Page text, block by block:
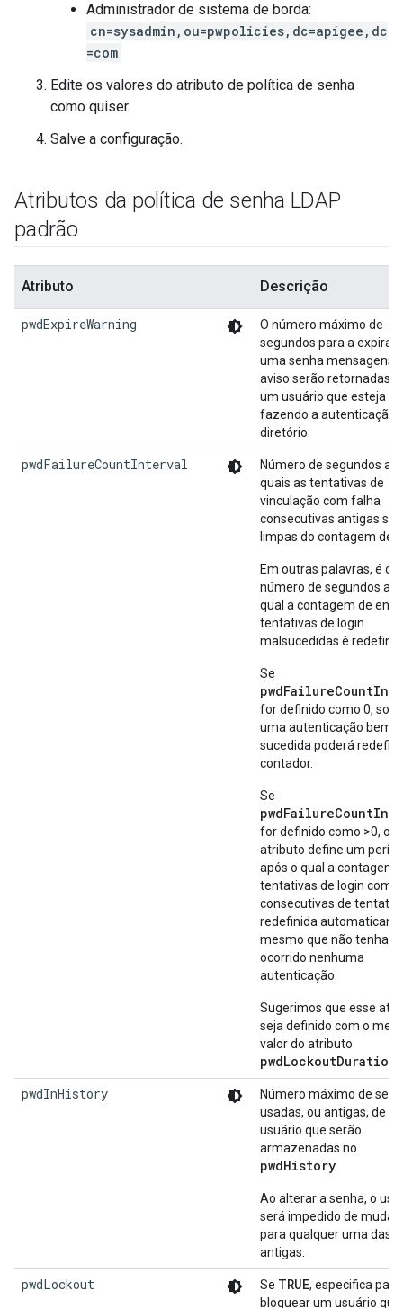
Administrador de sistema de borda:
cn=sysadmin,ou=pwpolicies,dc=apigee,dc
=com
Edite os valores do atributo de política de senha
como quiser.
Salve a configuração.
Atributos da política de senha LDAP
padrão
Atributo Descrição
pwdExpireWarning
O número máximo de
segundos para a
uma senha mensagens
aviso serão retornadas
um usuário que esteja
fazendo a autenticação
diretório.
pwdFailureCountInterval
Número de segundos
quais as tentativas de
vinculação com falha
consecutivas antigas são
limpas do contagem de
Em outras palavras, é o
número de segundos
qual a contagem de
tentativas de login
malsucedidas é
Se
for definido como 0,
uma autenticação bem-
sucedida poderá
contador.
Se
for definido como >0, o
atributo define um
após o qual a contagem
tentativas de login com
consecutivas de
redefinida
mesmo que não tenha
ocorrido nenhuma
autenticação.
Sugerimos que esse
seja definido com o
valor do atributo
pwdLockoutDuration
pwdInHistory
Número máximo de
usadas, ou antigas, de
usuário que serão
armazenadas no
pwdHistory
Ao alterar a senha, o
será impedido de mudá-
para qualquer uma das
antigas.
pwdLockout Se TRUE, especifica para
bloquear um usuário